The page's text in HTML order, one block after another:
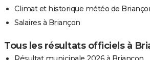
Climat et historique météo de
Salaires à Briançon
Tous les résultats officiels à